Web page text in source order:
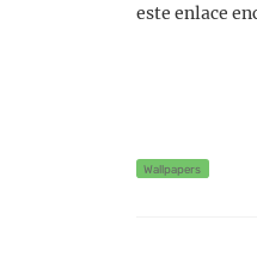
este enlace
Wallpapers